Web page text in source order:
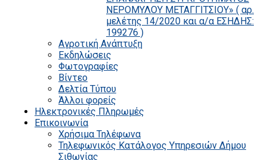
ΝΕΡΟΜΥΛΟΥ ΜΕΤΑΓΓΙΤΣΙΟΥ» ( αρ.
μελέτης 14/2020 και α/α ΕΣΗΔΗΣ:
199276 )
Αγροτική Ανάπτυξη
Εκδηλώσεις
Φωτογραφίες
Βίντεο
Δελτία Τύπου
Άλλοι φορείς
Ηλεκτρονικές Πληρωμές
Επικοινωνία
Χρήσιμα Τηλέφωνα
Τηλεφωνικός Κατάλογος Υπηρεσιών Δήμου
Σιθωνίας